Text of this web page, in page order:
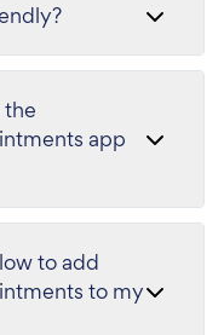
the
app
to add
to my